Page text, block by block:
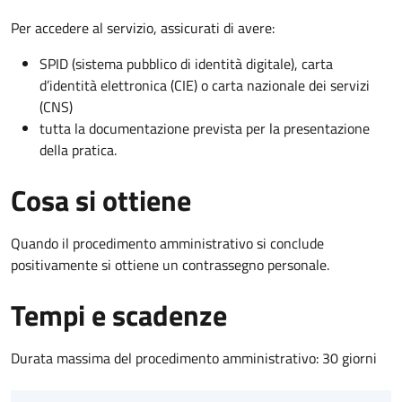
Per accedere al servizio, assicurati di avere:
SPID (sistema pubblico di identità digitale), carta
d’identità elettronica (CIE) o carta nazionale dei servizi
(CNS)
tutta la documentazione prevista per la presentazione
della pratica.
Cosa si ottiene
Quando il procedimento amministrativo si conclude
positivamente si ottiene un contrassegno personale.
Tempi e scadenze
Durata massima del procedimento amministrativo: 30 giorni